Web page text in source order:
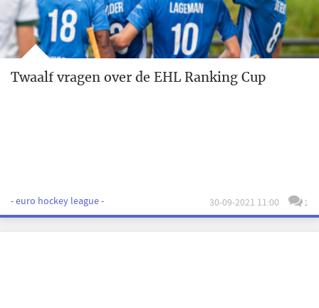
Twaalf vragen over de EHL Ranking Cup
- euro hockey league - 30-09-2021 11:00 1